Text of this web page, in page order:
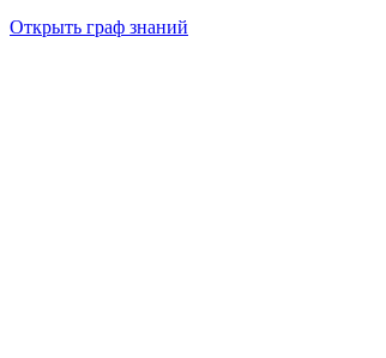
Открыть граф знаний